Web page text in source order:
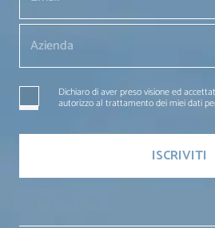
Dichiaro di aver preso visione ed
autorizzo al trattamento dei miei dati